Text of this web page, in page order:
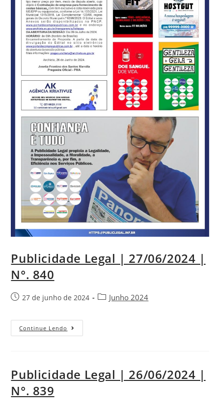
Publicidade Legal | 27/06/2024 |
N°. 840
27 de junho de 2024 Junho 2024
Continue Lendo
Publicidade Legal | 26/06/2024 |
N°. 839